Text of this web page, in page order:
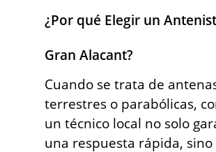
¿Por qué Elegir un
Gran Alacant?
Cuando se trata de
terrestres o parabólicas,
un técnico local no solo
una respuesta rápida, sino